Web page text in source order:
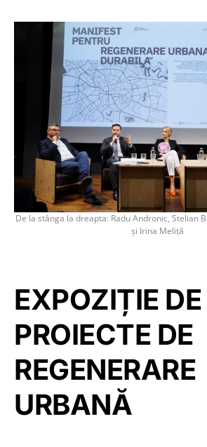
De la stânga la dreapta: Radu Andronic, Stelian
și Irina Meliță
EXPOZIȚIE DE
PROIECTE DE
REGENERARE
URBANĂ